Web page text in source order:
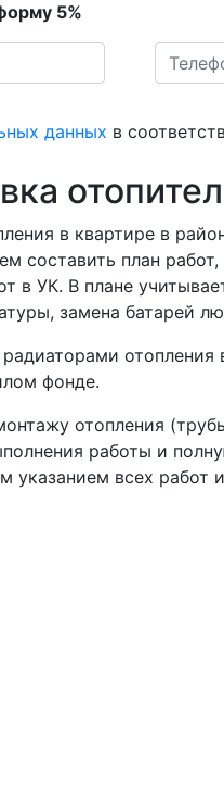
5%
данных в
в квартире в
составить план
в УК. В плане
замена батарей
отопления
фонде.
отопления
работы и
указанием всех